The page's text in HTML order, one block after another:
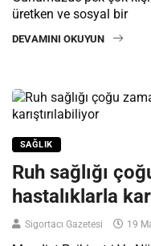
üretken ve sosyal bir
DEVAMINI OKUYUN
SAĞLIK
Ruh sağlığı
hastalıklarla
Sigortacı Gazetesi 19